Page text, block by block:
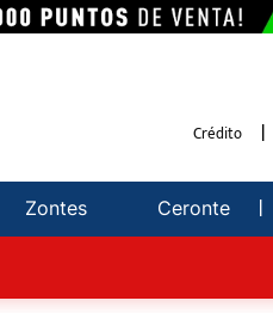
Crédito
Zontes Ceronte